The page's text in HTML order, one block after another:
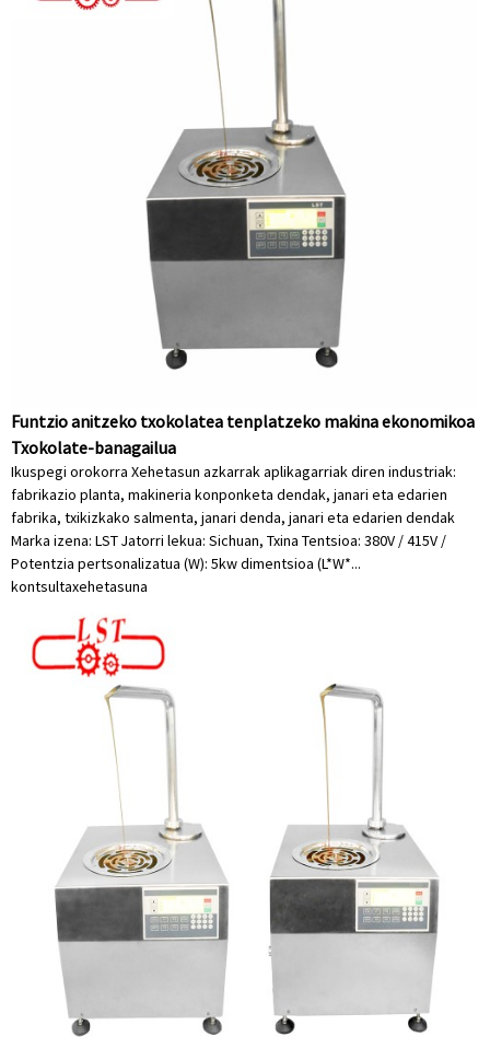
Funtzio anitzeko txokolatea tenplatzeko makina ekonomikoa
Txokolate-banagailua
Ikuspegi orokorra Xehetasun azkarrak aplikagarriak diren industriak:
fabrikazio planta, makineria konponketa dendak, janari eta edarien
fabrika, txikizkako salmenta, janari denda, janari eta edarien dendak
Marka izena: LST Jatorri lekua: Sichuan, Txina Tentsioa: 380V / 415V /
Potentzia pertsonalizatua (W): 5kw dimentsioa (L*W*...
kontsultaxehetasuna